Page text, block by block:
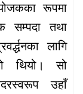
रूपमा
सम्पदा
तथा
लागि
थियो।
सो
उहाँ